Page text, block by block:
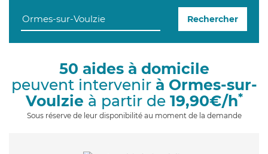
g
i
Rechercher
50 aides à domicile
peuvent intervenir à Ormes-sur-
Voulzie à partir de 19,90€/h*
Sous réserve de leur disponibilité au moment de la demande